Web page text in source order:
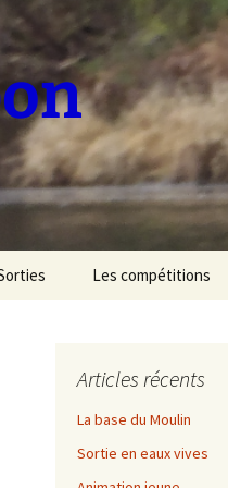
Les compétitions
Sélectif Régional de
Découverte de l’Allier
Articles récents
La base du Moulin
Sortie en eaux vives